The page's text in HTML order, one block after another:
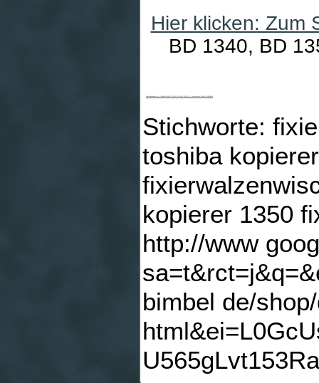
Hier klicken: Zum
BD 1340, BD
Stichworte:
toshiba
kopierer 1350
http://www
bimbel de/